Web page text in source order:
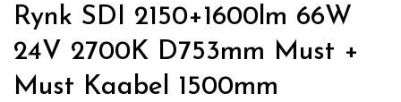
Rynk SDI 2150+1600lm 66W
24V 2700K D753mm Must +
Must Kaabel 1500mm